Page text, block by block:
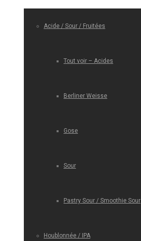
Acide / Sour / Fruitées
Tout voir – Acides
Berliner Weisse
Gose
Sour
Pastry Sour / Smoothie Sour
Houblonnée / IPA